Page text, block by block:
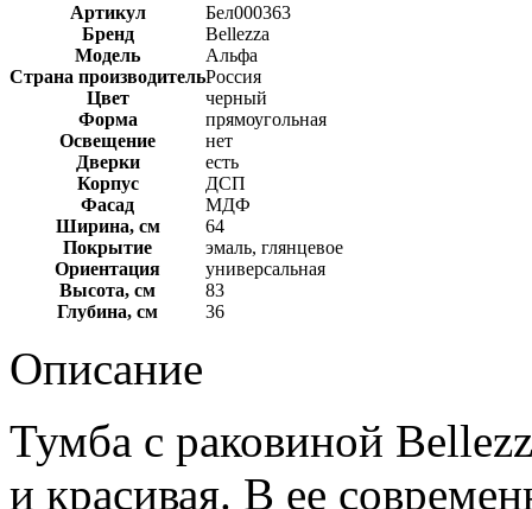
Артикул
Бел000363
Бренд
Bellezza
Модель
Альфа
Страна производительРоссия
Цвет
черный
Форма
прямоугольная
Освещение
нет
Дверки
есть
Корпус
ДСП
Фасад
МДФ
Ширина, см
64
Покрытие
эмаль, глянцевое
Ориентация
универсальная
Высота, см
83
Глубина, см
36
Описание
Тумба с раковиной
и красивая. В ее